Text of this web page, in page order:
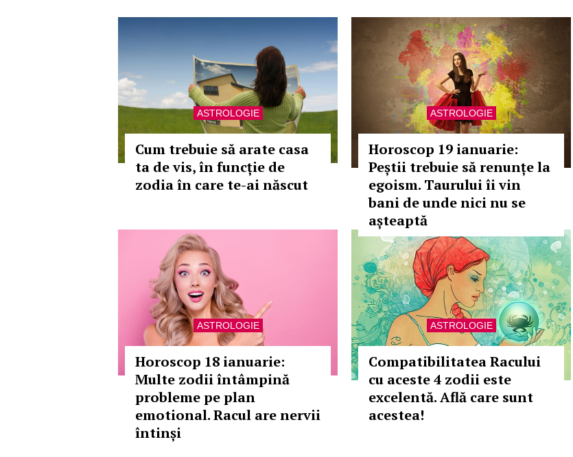
ASTROLOGIE
Cum trebuie să arate casa
ta de vis, în funcție de
zodia în care te-ai născut
ASTROLOGIE
Horoscop 19 ianuarie:
Peștii trebuie să renunțe la
egoism. Taurului îi vin
bani de unde nici nu se
așteaptă
ASTROLOGIE
Horoscop 18 ianuarie:
Multe zodii întâmpină
probleme pe plan
emotional. Racul are nervii
întinși
ASTROLOGIE
Compatibilitatea Racului
cu aceste 4 zodii este
excelentă. Află care sunt
acestea!